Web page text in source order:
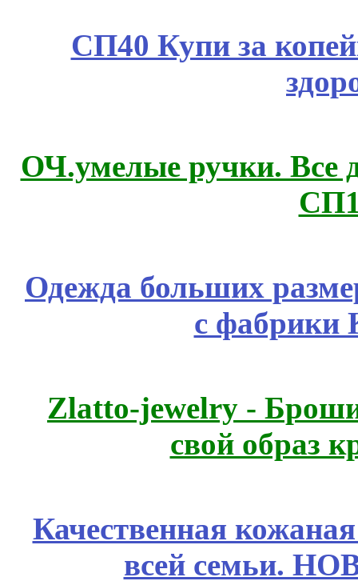
СП40 Купи за
ОЧ.умелые ручки. Все
Одежда больших
с фабрики
Zlatto-jewelry -
свой образ
Качественная
всей семьи.